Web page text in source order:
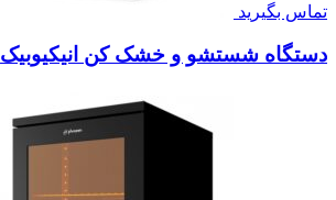
تماس بگیرید
دستگاه شستشو و خشک کن انیکیوبیک